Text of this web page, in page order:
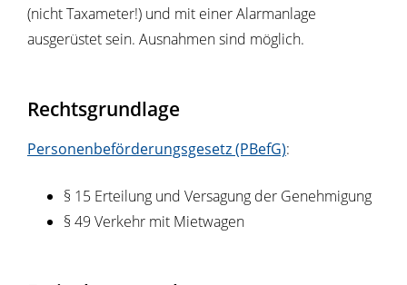
(nicht Taxameter!) und mit einer Alarmanlage
ausgerüstet sein. Ausnahmen sind möglich.
Rechtsgrundlage
Personenbeförderungsgesetz (PBefG):
§ 15 Erteilung und Versagung der Genehmigung
§ 49 Verkehr mit Mietwagen